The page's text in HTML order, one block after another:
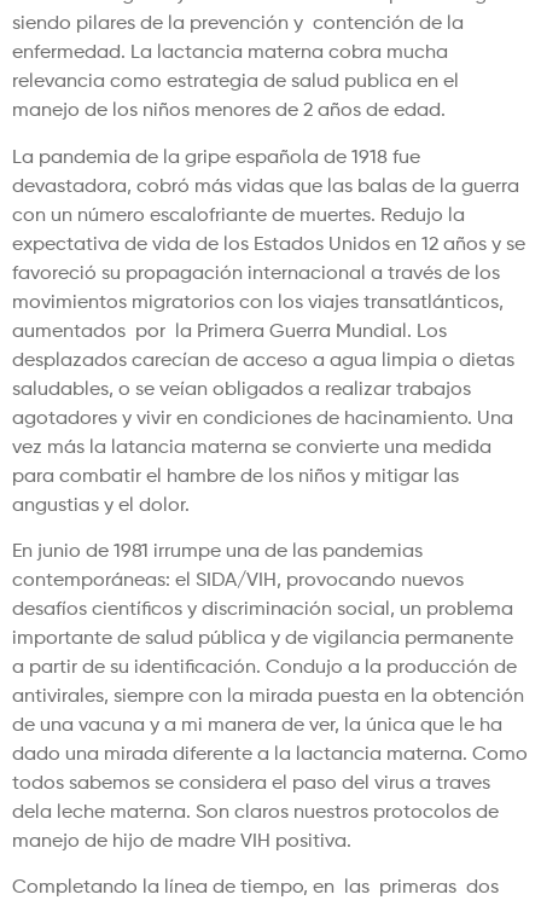
siendo pilares de la prevención y contención de la
enfermedad. La lactancia materna cobra mucha
relevancia como estrategia de salud publica en el
manejo de los niños menores de 2 años de edad.
La pandemia de la gripe española de 1918 fue
devastadora, cobró más vidas que las balas de la guerra
con un número escalofriante de muertes. Redujo la
expectativa de vida de los Estados Unidos en 12 años y se
favoreció su propagación internacional a través de los
movimientos migratorios con los viajes transatlánticos,
aumentados por la Primera Guerra Mundial. Los
desplazados carecían de acceso a agua limpia o dietas
saludables, o se veían obligados a realizar trabajos
agotadores y vivir en condiciones de hacinamiento. Una
vez más la latancia materna se convierte una medida
para combatir el hambre de los niños y mitigar las
angustias y el dolor.
En junio de 1981 irrumpe una de las pandemias
contemporáneas: el SIDA/VIH, provocando nuevos
desafíos científicos y discriminación social, un problema
importante de salud pública y de vigilancia permanente
a partir de su identificación. Condujo a la producción de
antivirales, siempre con la mirada puesta en la obtención
de una vacuna y a mi manera de ver, la única que le ha
dado una mirada diferente a la lactancia materna. Como
todos sabemos se considera el paso del virus a traves
dela leche materna. Son claros nuestros protocolos de
manejo de hijo de madre VIH positiva.
Completando la línea de tiempo, en las primeras dos